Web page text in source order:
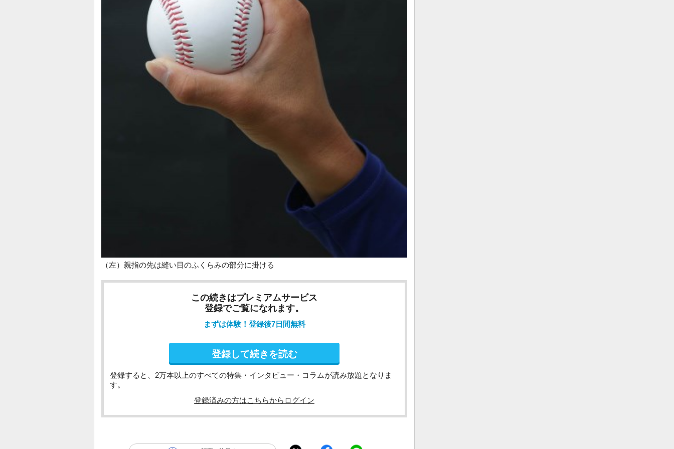
（左）親指の先は縫い目のふくらみの部分に掛ける
この続きはプレミアムサービス
登録でご覧になれます。
まずは体験！登録後7日間無料
登録して続きを読む
登録すると、2万本以上のすべての特集・インタビュー・コラムが読み放題となりま
す。
登録済みの方はこちらからログイン